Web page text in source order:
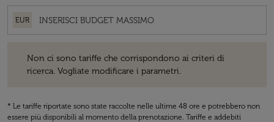
EUR
Non ci sono tariffe che corrispondono ai criteri di
ricerca. Vogliate modificare i parametri.
* Le tariffe riportate sono state raccolte nelle ultime 48 ore e potrebbero non
essere più disponibili al momento della prenotazione. Tariffe e addebiti